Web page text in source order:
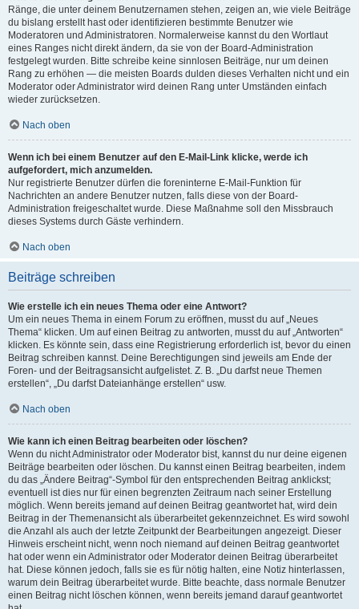
Ränge, die unter deinem Benutzernamen stehen, zeigen an, wie viele Beiträge
du bislang erstellt hast oder identifizieren bestimmte Benutzer wie
Moderatoren und Administratoren. Normalerweise kannst du den Wortlaut
eines Ranges nicht direkt ändern, da sie von der Board-Administration
festgelegt wurden. Bitte schreibe keine sinnlosen Beiträge, nur um deinen
Rang zu erhöhen — die meisten Boards dulden dieses Verhalten nicht und ein
Moderator oder Administrator wird deinen Rang unter Umständen einfach
wieder zurücksetzen.
Nach oben
Wenn ich bei einem Benutzer auf den E-Mail-Link klicke, werde ich
aufgefordert, mich anzumelden.
Nur registrierte Benutzer dürfen die foreninterne E-Mail-Funktion für
Nachrichten an andere Benutzer nutzen, falls diese von der Board-
Administration freigeschaltet wurde. Diese Maßnahme soll den Missbrauch
dieses Systems durch Gäste verhindern.
Nach oben
Beiträge schreiben
Wie erstelle ich ein neues Thema oder eine Antwort?
Um ein neues Thema in einem Forum zu eröffnen, musst du auf „Neues
Thema“ klicken. Um auf einen Beitrag zu antworten, musst du auf „Antworten“
klicken. Es könnte sein, dass eine Registrierung erforderlich ist, bevor du einen
Beitrag schreiben kannst. Deine Berechtigungen sind jeweils am Ende der
Foren- und der Beitragsansicht aufgelistet. Z. B. „Du darfst neue Themen
erstellen“, „Du darfst Dateianhänge erstellen“ usw.
Nach oben
Wie kann ich einen Beitrag bearbeiten oder löschen?
Wenn du nicht Administrator oder Moderator bist, kannst du nur deine eigenen
Beiträge bearbeiten oder löschen. Du kannst einen Beitrag bearbeiten, indem
du das „Ändere Beitrag“-Symbol für den entsprechenden Beitrag anklickst;
eventuell ist dies nur für einen begrenzten Zeitraum nach seiner Erstellung
möglich. Wenn bereits jemand auf deinen Beitrag geantwortet hat, wird dein
Beitrag in der Themenansicht als überarbeitet gekennzeichnet. Es wird sowohl
die Anzahl als auch der letzte Zeitpunkt der Bearbeitungen angezeigt. Dieser
Hinweis erscheint nicht, wenn noch niemand auf deinen Beitrag geantwortet
hat oder wenn ein Administrator oder Moderator deinen Beitrag überarbeitet
hat. Diese können jedoch, falls sie es für nötig halten, eine Notiz hinterlassen,
warum dein Beitrag überarbeitet wurde. Bitte beachte, dass normale Benutzer
einen Beitrag nicht löschen können, wenn bereits jemand darauf geantwortet